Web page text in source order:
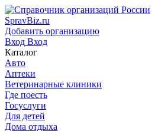
SpravBiz.ru
Добавить организацию
Вход Вход
Каталог
Авто
Аптеки
Ветеринарные клиники
Где поесть
Госуслуги
Для детей
Дома отдыха